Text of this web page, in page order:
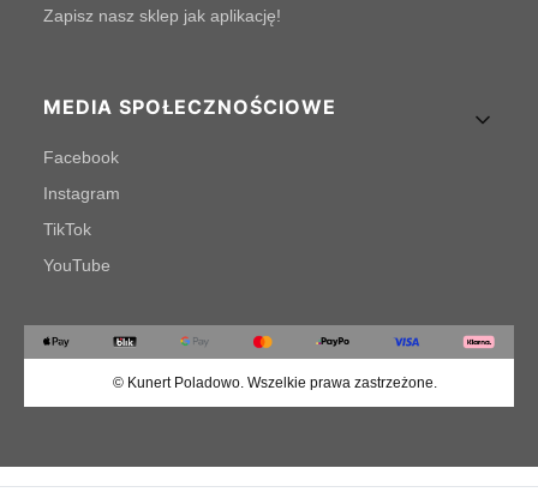
Zapisz nasz sklep jak aplikację!
MEDIA SPOŁECZNOŚCIOWE
Facebook
Instagram
TikTok
YouTube
© Kunert Poladowo. Wszelkie prawa zastrzeżone.